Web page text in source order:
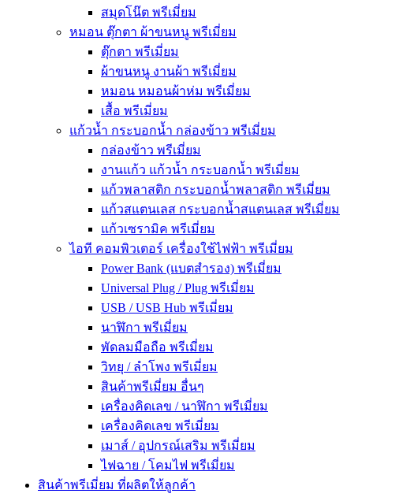
สมุดโน๊ต พรีเมี่ยม
หมอน ตุ๊กตา ผ้าขนหนู พรีเมี่ยม
ตุ๊กตา พรีเมี่ยม
ผ้าขนหนู งานผ้า พรีเมี่ยม
หมอน หมอนผ้าห่ม พรีเมี่ยม
เสื้อ พรีเมี่ยม
แก้วน้ำ กระบอกน้ำ กล่องข้าว พรีเมี่ยม
กล่องข้าว พรีเมี่ยม
งานแก้ว แก้วน้ำ กระบอกน้ำ พรีเมี่ยม
แก้วพลาสติก กระบอกน้ำพลาสติก พรีเมี่ยม
แก้วสแตนเลส กระบอกน้ำสแตนเลส พรีเมี่ยม
แก้วเซรามิค พรีเมี่ยม
ไอที คอมพิวเตอร์ เครื่องใช้ไฟฟ้า พรีเมี่ยม
Power Bank (แบตสำรอง) พรีเมี่ยม
Universal Plug / Plug พรีเมี่ยม
USB / USB Hub พรีเมี่ยม
นาฬิกา พรีเมี่ยม
พัดลมมือถือ พรีเมี่ยม
วิทยุ / ลำโพง พรีเมี่ยม
สินค้าพรีเมี่ยม อื่นๆ
เครื่องคิดเลข / นาฬิกา พรีเมี่ยม
เครื่องคิดเลข พรีเมี่ยม
เมาส์ / อุปกรณ์เสริม พรีเมี่ยม
ไฟฉาย / โคมไฟ พรีเมี่ยม
สินค้าพรีเมี่ยม ที่ผลิตให้ลูกค้า